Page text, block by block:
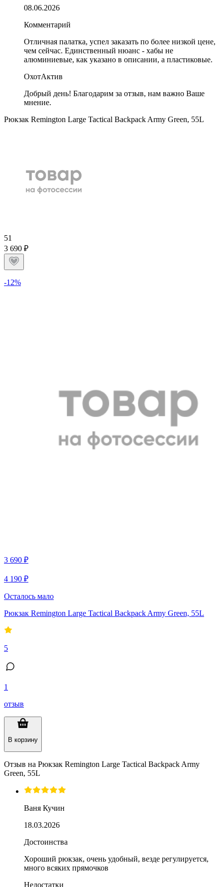
08.06.2026
Комментарий
Отличная палатка, успел заказать по более низкой цене,
чем сейчас. Единственный нюанс - хабы не
алюминиевые, как указано в описании, а пластиковые.
ОхотАктив
Добрый день! Благодарим за отзыв, нам важно Ваше
мнение.
Рюкзак Remington Large Tactical Backpack Army Green, 55L
51
3 690 ₽
-12%
3 690 ₽
4 190 ₽
Осталось мало
Рюкзак Remington Large Tactical Backpack Army Green, 55L
5
1
отзыв
В корзину
Отзыв на Рюкзак Remington Large Tactical Backpack Army
Green, 55L
Ваня Кучин
18.03.2026
Достоинства
Хороший рюкзак, очень удобный, везде регулируется,
много всяких прямочков
Недостатки